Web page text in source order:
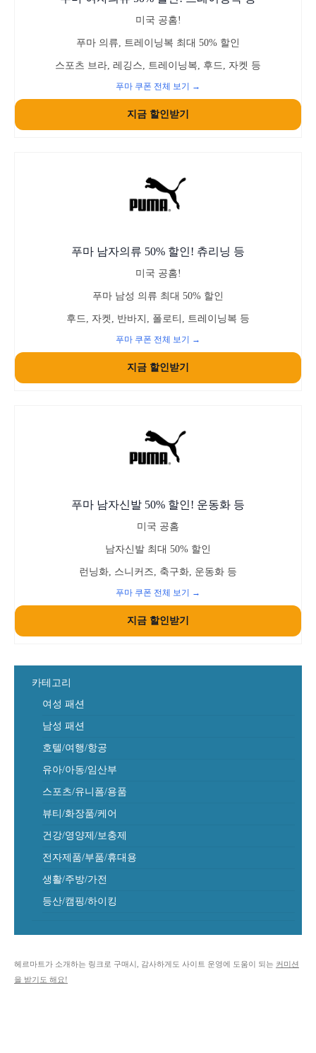
미국 공홈!
푸마 의류, 트레이닝복 최대 50% 할인
스포츠 브라, 레깅스, 트레이닝복, 후드, 자켓 등
푸마 쿠폰 전체 보기 →
지금 할인받기
푸마 남자의류 50% 할인! 츄리닝 등
미국 공홈!
푸마 남성 의류 최대 50% 할인
후드, 자켓, 반바지, 폴로티, 트레이닝복 등
푸마 쿠폰 전체 보기 →
지금 할인받기
푸마 남자신발 50% 할인! 운동화 등
미국 공홈
남자신발 최대 50% 할인
런닝화, 스니커즈, 축구화, 운동화 등
푸마 쿠폰 전체 보기 →
지금 할인받기
카테고리
여성 패션
남성 패션
호텔/여행/항공
유아/아동/임산부
스포츠/유니폼/용품
뷰티/화장품/케어
건강/영양제/보충제
전자제품/부품/휴대용
생활/주방/가전
등산/캠핑/하이킹
헤르마트가 소개하는 링크로 구매시, 감사하게도 사이트 운영에 도움이 되는 커미션
을 받기도 해요!